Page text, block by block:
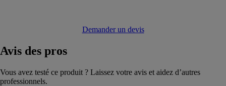
Demander un devis
Avis des pros
Vous avez testé ce produit ? Laissez votre avis et aidez d’autres
professionnels.